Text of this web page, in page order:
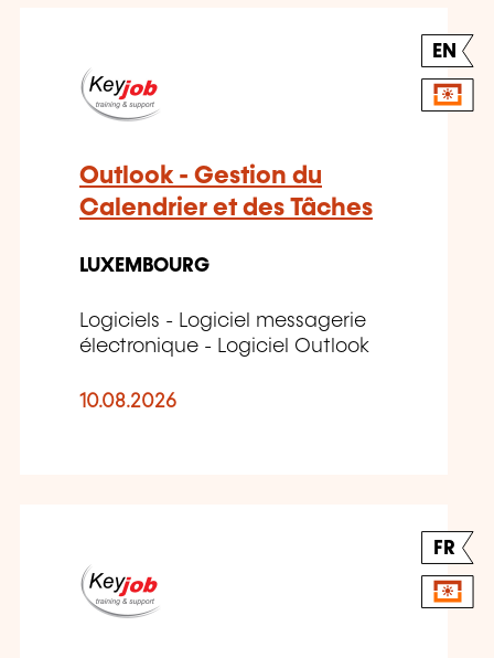
EN
Outlook - Gestion du
Calendrier et des Tâches
LUXEMBOURG
Logiciels - Logiciel messagerie
électronique - Logiciel Outlook
10.08.2026
FR